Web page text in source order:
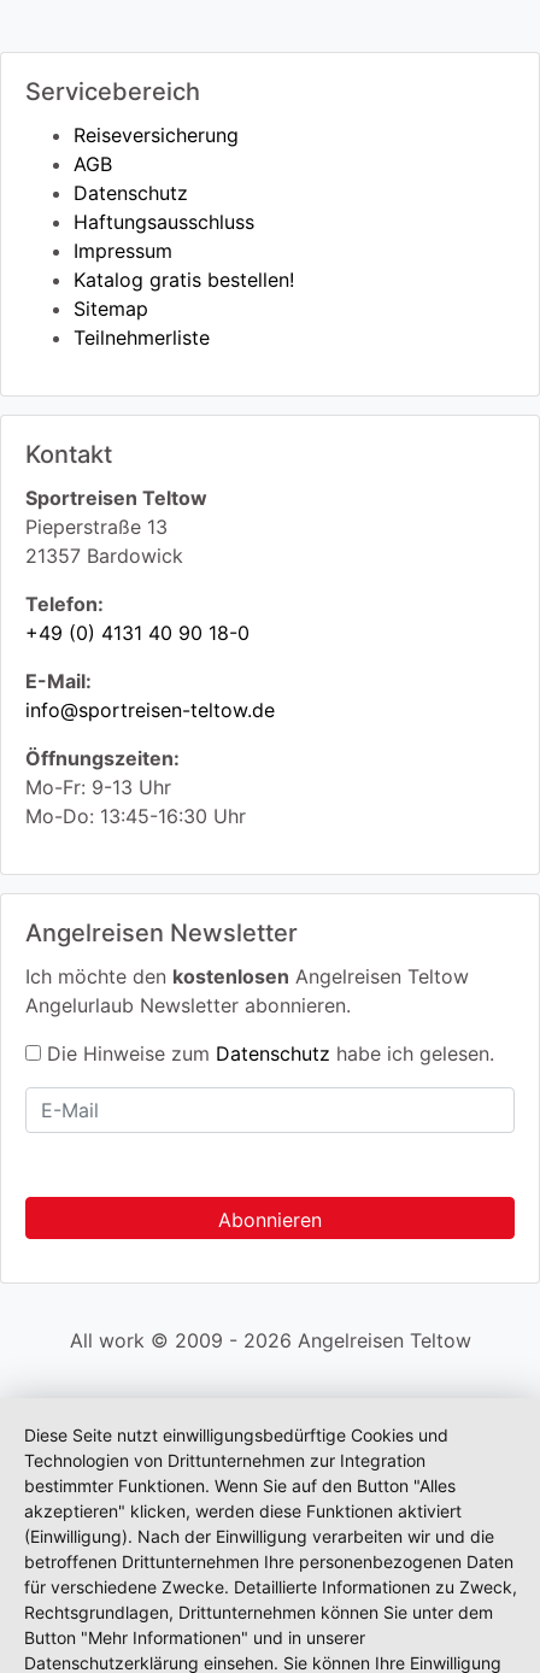
Servicebereich
Reiseversicherung
AGB
Datenschutz
Haftungsausschluss
Impressum
Katalog gratis bestellen!
Sitemap
Teilnehmerliste
Kontakt
Sportreisen Teltow
Pieperstraße 13
21357 Bardowick
Telefon:
+49 (0) 4131 40 90 18-0
E-Mail:
info@sportreisen-teltow.de
Öffnungszeiten:
Mo-Fr: 9-13 Uhr
Mo-Do: 13:45-16:30 Uhr
Angelreisen Newsletter
Ich möchte den kostenlosen Angelreisen Teltow
Angelurlaub Newsletter abonnieren.
Die Hinweise zum Datenschutz habe ich gelesen.
All work © 2009 - 2026 Angelreisen Teltow
Diese Seite nutzt einwilligungsbedürftige Cookies und
Technologien von Drittunternehmen zur Integration
bestimmter Funktionen. Wenn Sie auf den Button "Alles
akzeptieren" klicken, werden diese Funktionen aktiviert
(Einwilligung). Nach der Einwilligung verarbeiten wir und die
betroffenen Drittunternehmen Ihre personenbezogenen Daten
für verschiedene Zwecke. Detaillierte Informationen zu Zweck,
Rechtsgrundlagen, Drittunternehmen können Sie unter dem
Button "Mehr Informationen" und in unserer
Datenschutzerklärung einsehen. Sie können Ihre Einwilligung